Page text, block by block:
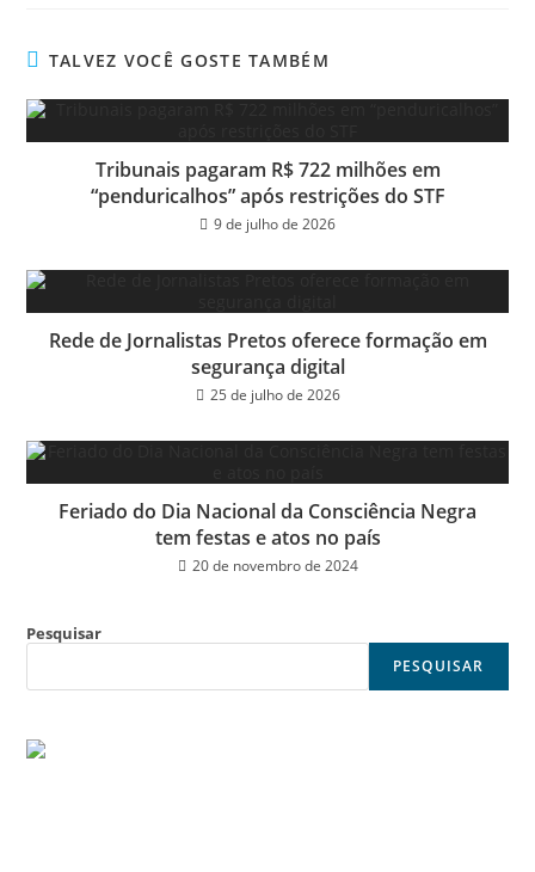
ok er
TALVEZ VOCÊ GOSTE TAMBÉM
Tribunais pagaram R$ 722 milhões em
“penduricalhos” após restrições do STF
9 de julho de 2026
Rede de Jornalistas Pretos oferece formação em
segurança digital
25 de julho de 2026
Feriado do Dia Nacional da Consciência Negra
tem festas e atos no país
20 de novembro de 2024
Pesquisar
PESQUISAR